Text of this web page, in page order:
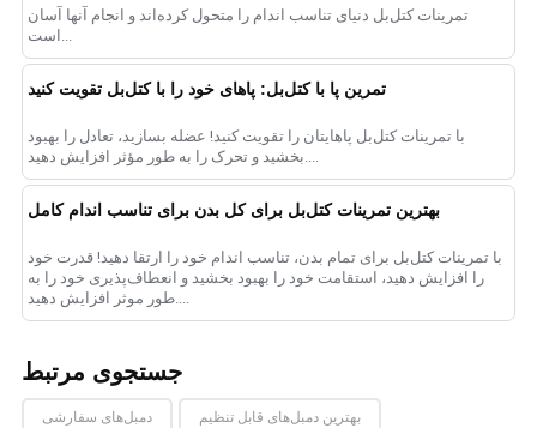
تمرینات کتل‌بل دنیای تناسب اندام را متحول کرده‌اند و انجام آنها آسان
است...
تمرین پا با کتل‌بل: پاهای خود را با کتل‌بل تقویت کنید
با تمرینات کتل‌بل پاهایتان را تقویت کنید! عضله بسازید، تعادل را بهبود
بخشید و تحرک را به طور مؤثر افزایش دهید....
بهترین تمرینات کتل‌بل برای کل بدن برای تناسب اندام کامل
با تمرینات کتل‌بل برای تمام بدن، تناسب اندام خود را ارتقا دهید! قدرت خود
را افزایش دهید، استقامت خود را بهبود بخشید و انعطاف‌پذیری خود را به
طور موثر افزایش دهید....
جستجوی مرتبط
دمبل‌های سفارشی بهترین دمبل‌های قابل تنظیم